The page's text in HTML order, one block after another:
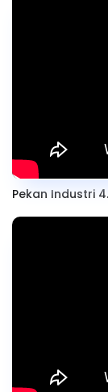
Pekan Industri